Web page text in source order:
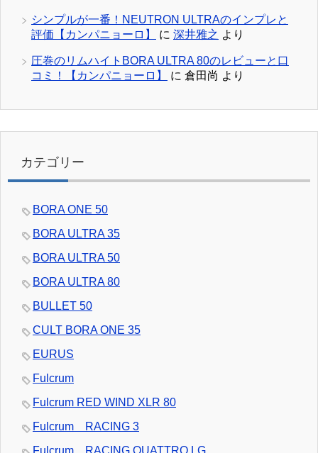
シンプルが一番！NEUTRON ULTRAのインプレと
評価【カンパニョーロ】
に 深井雅之 より
圧巻のリムハイトBORA ULTRA 80のレビューと口
コミ！【カンパニョーロ】
に 倉田尚 より
カテゴリー
BORA ONE 50
BORA ULTRA 35
BORA ULTRA 50
BORA ULTRA 80
BULLET 50
CULT BORA ONE 35
EURUS
Fulcrum
Fulcrum RED WIND XLR 80
Fulcrum RACING 3
Fulcrum RACING QUATTRO LG